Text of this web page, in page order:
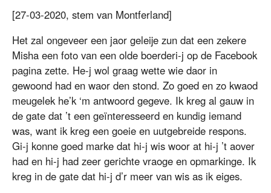
[27-03-2020, stem van Montferland]
Het zal ongeveer een jaor geleije zun dat een zekere
Misha een foto van een olde boerderi-j op de Facebook
pagina zette. He-j wol graag wette wie daor in
gewoond had en waor den stond. Zo goed en zo kwaod
meugelek he’k ‘m antwoord gegeve. Ik kreg al gauw in
de gate dat ’t een geïnteresseerd en kundig iemand
was, want ik kreg een goeie en uutgebreide respons.
Gi-j konne goed marke dat hi-j wis woor at hi-j ’t aover
had en hi-j had zeer gerichte vraoge en opmarkinge. Ik
kreg in de gate dat hi-j d’r meer van wis as ik eiges.